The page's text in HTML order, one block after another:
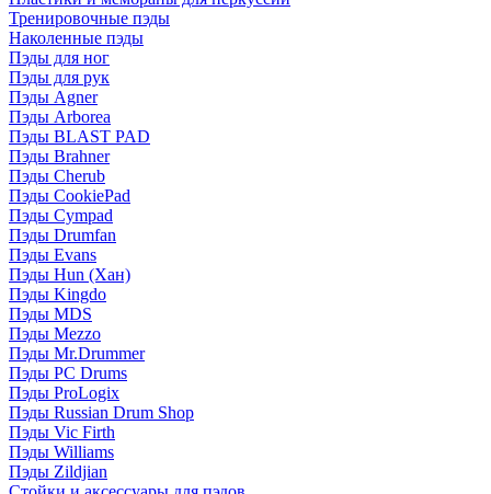
Тренировочные пэды
Наколенные пэды
Пэды для ног
Пэды для рук
Пэды Agner
Пэды Arborea
Пэды BLAST PAD
Пэды Brahner
Пэды Cherub
Пэды CookiePad
Пэды Cympad
Пэды Drumfan
Пэды Evans
Пэды Hun (Хан)
Пэды Kingdo
Пэды MDS
Пэды Mezzo
Пэды Mr.Drummer
Пэды PC Drums
Пэды ProLogix
Пэды Russian Drum Shop
Пэды Vic Firth
Пэды Williams
Пэды Zildjian